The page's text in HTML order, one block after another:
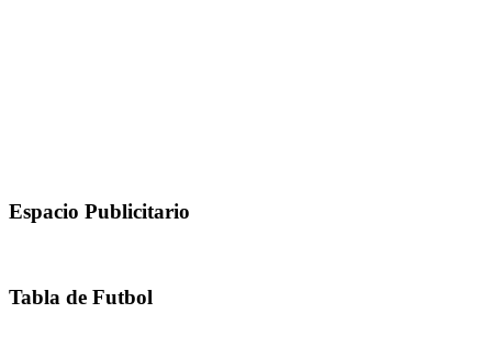
Espacio Publicitario
Tabla de Futbol